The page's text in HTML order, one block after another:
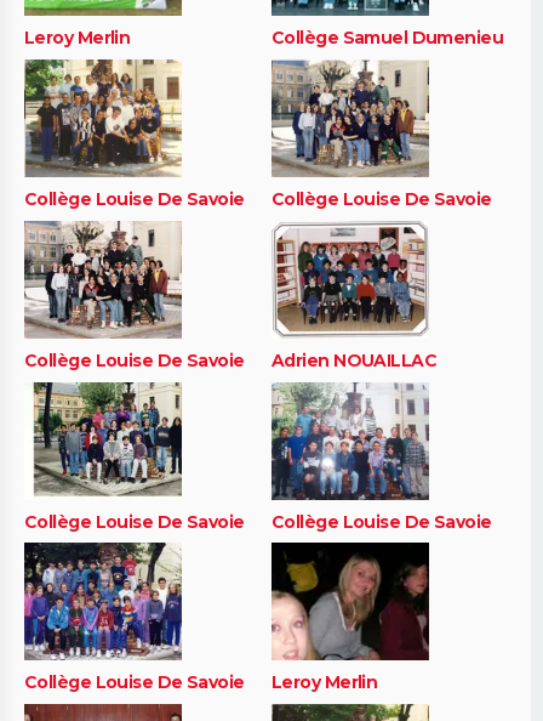
Leroy Merlin Collège Samuel Dumenieu
Collège Louise De Savoie Collège Louise De Savoie
Collège Louise De Savoie Adrien NOUAILLAC
Collège Louise De Savoie Collège Louise De Savoie
Collège Louise De Savoie Leroy Merlin